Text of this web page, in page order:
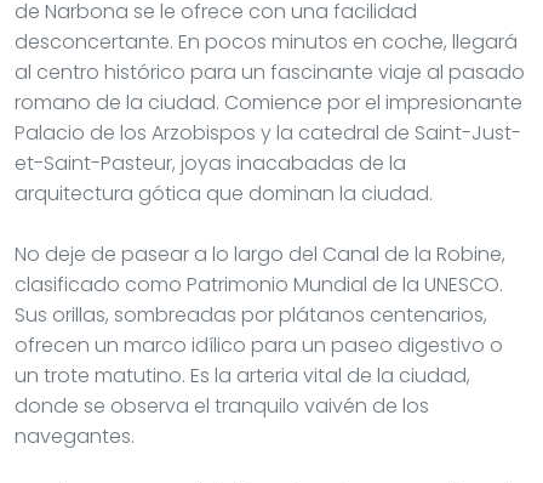
de Narbona se le ofrece con una facilidad
desconcertante. En pocos minutos en coche, llegará
al centro histórico para un fascinante viaje al pasado
romano de la ciudad. Comience por el impresionante
Palacio de los Arzobispos y la catedral de Saint-Just-
et-Saint-Pasteur, joyas inacabadas de la
arquitectura gótica que dominan la ciudad.
No deje de pasear a lo largo del Canal de la Robine,
clasificado como Patrimonio Mundial de la UNESCO.
Sus orillas, sombreadas por plátanos centenarios,
ofrecen un marco idílico para un paseo digestivo o
un trote matutino. Es la arteria vital de la ciudad,
donde se observa el tranquilo vaivén de los
navegantes.